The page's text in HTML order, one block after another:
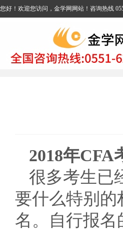
您好！欢迎您访问，金学网网站！咨询热线
2018年CFA
很多考生已
要什么特别的
名。自行报名